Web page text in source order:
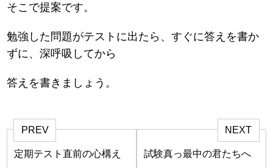
そこで提案です。
勉強した問題がテストに出たら、すぐに答えを書か
ずに、深呼吸してから
答えを書きましょう。
PREV
定期テスト直前の心構え
NEXT
試験真っ最中の君たちへ